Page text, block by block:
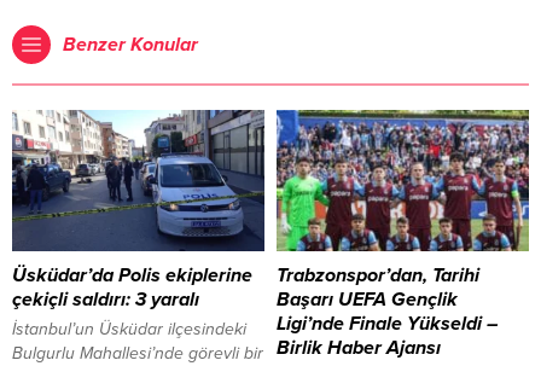
Benzer Konular
Üsküdar’da Polis ekiplerine
çekiçli saldırı: 3 yaralı
İstanbul’un Üsküdar ilçesindeki
Bulgurlu Mahallesi’nde görevli bir
Trabzonspor’dan, Tarihi
Başarı UEFA Gençlik
Ligi’nde Finale Yükseldi –
Birlik Haber Ajansı